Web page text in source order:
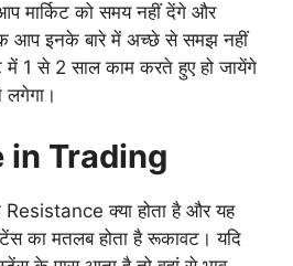
मार्किट को समय नहीं देंगे और
आप इनके बारे में अच्छे से समझ नहीं
में 1 से 2 साल काम करते हुए हो जायेंगे
in Trading
क्या होता है और यह
का मतलब होता है रूकावट। यदि